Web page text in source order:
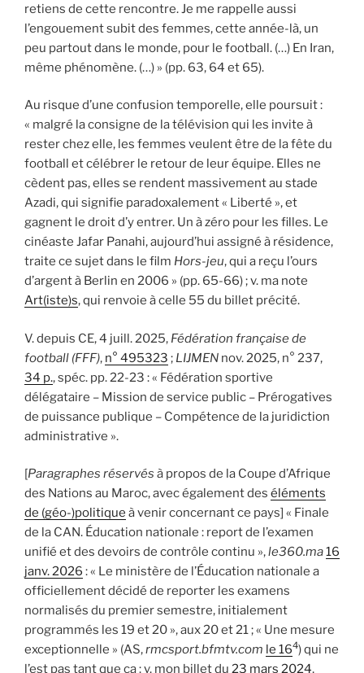
retiens de cette rencontre. Je me rappelle aussi
l’engouement subit des femmes, cette année-là, un
peu partout dans le monde, pour le football. (…) En Iran,
même phénomène. (…) » (pp. 63, 64 et 65).
Au risque d’une confusion temporelle, elle poursuit :
« malgré la consigne de la télévision qui les invite à
rester chez elle, les femmes veulent être de la fête du
football et célébrer le retour de leur équipe. Elles ne
cèdent pas, elles se rendent massivement au stade
Azadi, qui signifie paradoxalement « Liberté », et
gagnent le droit d’y entrer. Un à zéro pour les filles. Le
cinéaste Jafar Panahi, aujourd’hui assigné à résidence,
traite ce sujet dans le film Hors-jeu, qui a reçu l’ours
d’argent à Berlin en 2006 » (pp. 65-66) ; v. ma note
Art(iste)s, qui renvoie à celle 55 du billet précité.
V. depuis CE, 4 juill. 2025, Fédération française de
football (FFF), n° 495323 ; LIJMEN nov. 2025, n° 237,
34 p., spéc. pp. 22-23 : « Fédération sportive
délégataire – Mission de service public – Prérogatives
de puissance publique – Compétence de la juridiction
administrative ».
[Paragraphes réservés à propos de la Coupe d’Afrique
des Nations au Maroc, avec également des éléments
de (géo-)politique à venir concernant ce pays] « Finale
de la CAN. Éducation nationale : report de l’examen
unifié et des devoirs de contrôle continu »,le360.ma16
janv. 2026 : « Le ministère de l’Éducation nationale a
officiellement décidé de reporter les examens
normalisés du premier semestre, initialement
programmés les 19 et 20 », aux 20 et 21 ; « Une mesure
exceptionnelle » (AS,rmcsport.bfmtv.com le 164) qui ne
l’est pas tant que ça : v. mon billet du 23 mars 2024,